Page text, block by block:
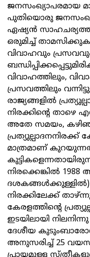
ജനസംഖ്യാപരമായ
പുതിയൊരു
ഏഷ്യൻ
ഒരുമിച്ച്
വിവാഹവും
വിവാഹത്തിലും,
പ്രസവത്തിലും
രാജ്യങ്ങളിൽ
നിരക്കിന്‍റെ താഴെ
അതേ സമയം,
മാത്രമാണ്
നിരക്കെങ്കിൽ
ദശകങ്ങൾക്കുള്ളിൽ)
നിരക്കിലേക്ക്
കേരളത്തിന്‍റെ
ഇടയിലായി
ദേശീയ
അനുസരിച്ച് 25
പ്രായമുള്ള